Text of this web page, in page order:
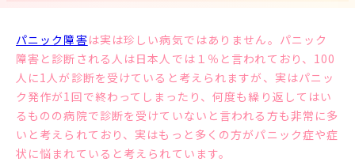
パニック障害は実は珍しい病気ではありません。パニック
障害と診断される人は日本人では１％と言われており、100
人に1人が診断を受けていると考えられますが、実はパニッ
ク発作が1回で終わってしまったり、何度も繰り返してはい
るものの病院で診断を受けていないと言われる方も非常に多
いと考えられており、実はもっと多くの方がパニック症や症
状に悩まれていると考えられています。